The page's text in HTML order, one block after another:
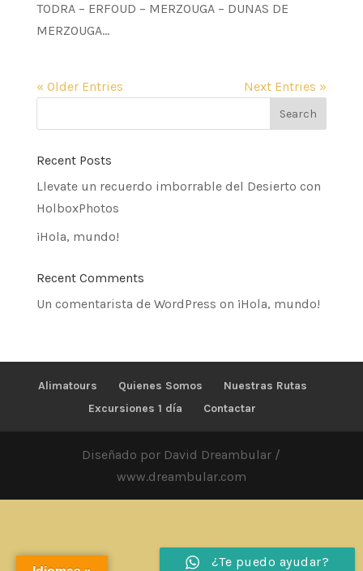
TODRA – ERFOUD – MERZOUGA – DUNAS DE
MERZOUGA...
« Older Entries Next Entries »
Recent Posts
Llevate un recuerdo imborrable del Desierto con
HolboxPhotos
¡Hola, mundo!
Recent Comments
Un comentarista de WordPress on ¡Hola, mundo!
Alimatours Quienes Somos
Nuestras Rutas
Excursiones 1 día
Contactar
Diseñado por David Dreambular /
www.dreambular.com
¿Te puedo ayudar?